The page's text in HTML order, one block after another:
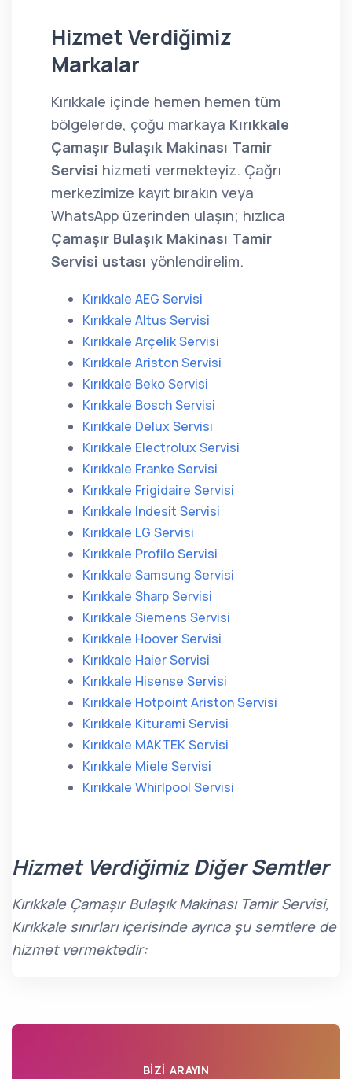
Hizmet Verdiğimiz
Markalar
Kırıkkale içinde hemen hemen tüm
bölgelerde, çoğu markaya Kırıkkale
Çamaşır Bulaşık Makinası Tamir
Servisi hizmeti vermekteyiz. Çağrı
merkezimize kayıt bırakın veya
WhatsApp üzerinden ulaşın; hızlıca
Çamaşır Bulaşık Makinası Tamir
Servisi ustası yönlendirelim.
Kırıkkale AEG Servisi
Kırıkkale Altus Servisi
Kırıkkale Arçelik Servisi
Kırıkkale Ariston Servisi
Kırıkkale Beko Servisi
Kırıkkale Bosch Servisi
Kırıkkale Delux Servisi
Kırıkkale Electrolux Servisi
Kırıkkale Franke Servisi
Kırıkkale Frigidaire Servisi
Kırıkkale Indesit Servisi
Kırıkkale LG Servisi
Kırıkkale Profilo Servisi
Kırıkkale Samsung Servisi
Kırıkkale Sharp Servisi
Kırıkkale Siemens Servisi
Kırıkkale Hoover Servisi
Kırıkkale Haier Servisi
Kırıkkale Hisense Servisi
Kırıkkale Hotpoint Ariston Servisi
Kırıkkale Kiturami Servisi
Kırıkkale MAKTEK Servisi
Kırıkkale Miele Servisi
Kırıkkale Whirlpool Servisi
Hizmet Verdiğimiz Diğer Semtler
Kırıkkale Çamaşır Bulaşık Makinası Tamir Servisi,
Kırıkkale sınırları içerisinde ayrıca şu semtlere de
hizmet vermektedir:
BIZI ARAYIN